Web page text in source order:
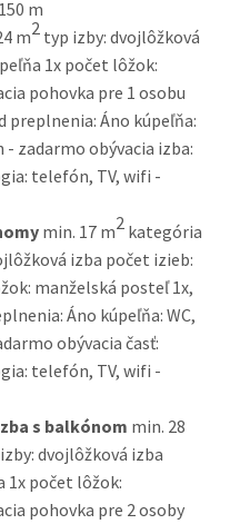
m
m2 typ izby: dvojlôžková
1x počet lôžok:
pohovka pre 1 osobu
preplnenia: Áno kúpeľňa:
- zadarmo obývacia izba:
telefón, TV, wifi -
min. 17 m2 kategória
izba počet izieb:
manželská posteľ 1x,
Áno kúpeľňa: WC,
obývacia časť:
telefón, TV, wifi -
s balkónom min. 28
dvojlôžková izba
1x počet lôžok:
pohovka pre 2 osoby